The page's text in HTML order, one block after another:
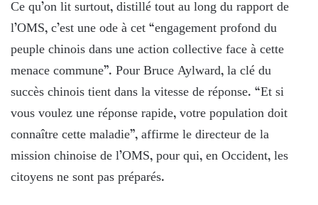
Ce qu’on lit surtout, distillé tout au long du rapport de
l’OMS, c’est une ode à cet “engagement profond du
peuple chinois dans une action collective face à cette
menace commune”. Pour Bruce Aylward, la clé du
succès chinois tient dans la vitesse de réponse. “Et si
vous voulez une réponse rapide, votre population doit
connaître cette maladie”, affirme le directeur de la
mission chinoise de l’OMS, pour qui, en Occident, les
citoyens ne sont pas préparés.